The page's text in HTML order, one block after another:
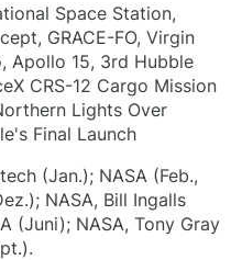
Space Station,
GRACE-FO, Virgin
Apollo 15, 3rd Hubble
CRS-12 Cargo Mission
Lights Over
Final Launch
(Jan.); NASA (Feb.,
NASA, Bill Ingalls
(Juni); NASA, Tony Gray